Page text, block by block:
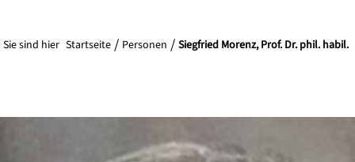
Sie sind hier Startseite Personen Siegfried Morenz, Prof. Dr. phil. habil.